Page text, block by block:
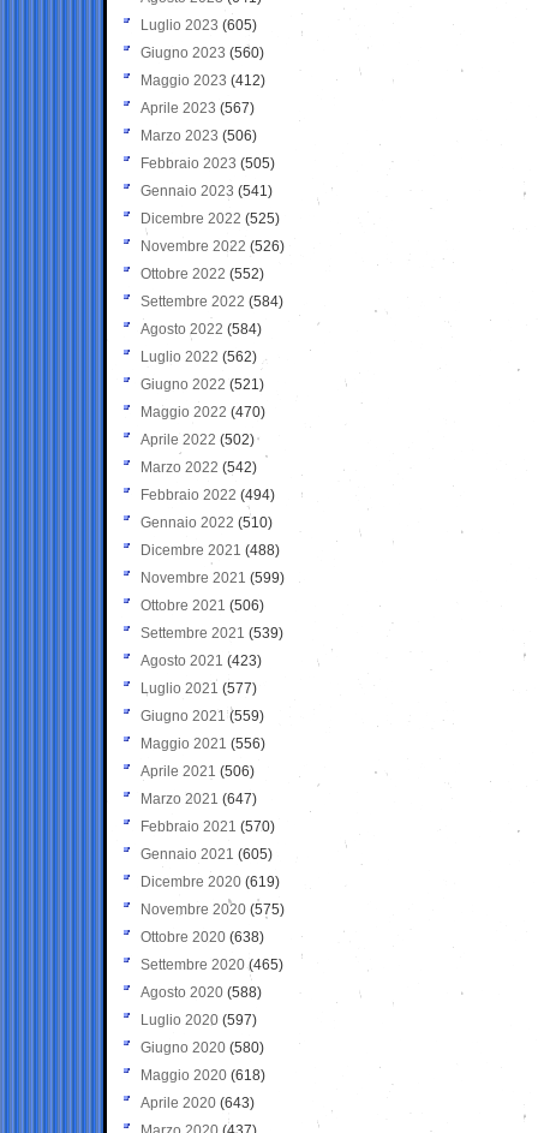
Luglio 2023 (605)
Giugno 2023 (560)
Maggio 2023 (412)
Aprile 2023 (567)
Marzo 2023 (506)
Febbraio 2023 (505)
Gennaio 2023 (541)
Dicembre 2022 (525)
Novembre 2022 (526)
Ottobre 2022 (552)
Settembre 2022 (584)
Agosto 2022 (584)
Luglio 2022 (562)
Giugno 2022 (521)
Maggio 2022 (470)
Aprile 2022 (502)
Marzo 2022 (542)
Febbraio 2022 (494)
Gennaio 2022 (510)
Dicembre 2021 (488)
Novembre 2021 (599)
Ottobre 2021 (506)
Settembre 2021 (539)
Agosto 2021 (423)
Luglio 2021 (577)
Giugno 2021(559)
Maggio 2021 (556)
Aprile 2021 (506)
Marzo 2021 (647)
Febbraio 2021 (570)
Gennaio 2021 (605)
Dicembre 2020 (619)
Novembre 2020 (575)
Ottobre 2020 (638)
Settembre 2020(465)
Agosto 2020 (588)
Luglio 2020 (597)
Giugno 2020 (580)
Maggio 2020 (618)
Aprile 2020 (643)